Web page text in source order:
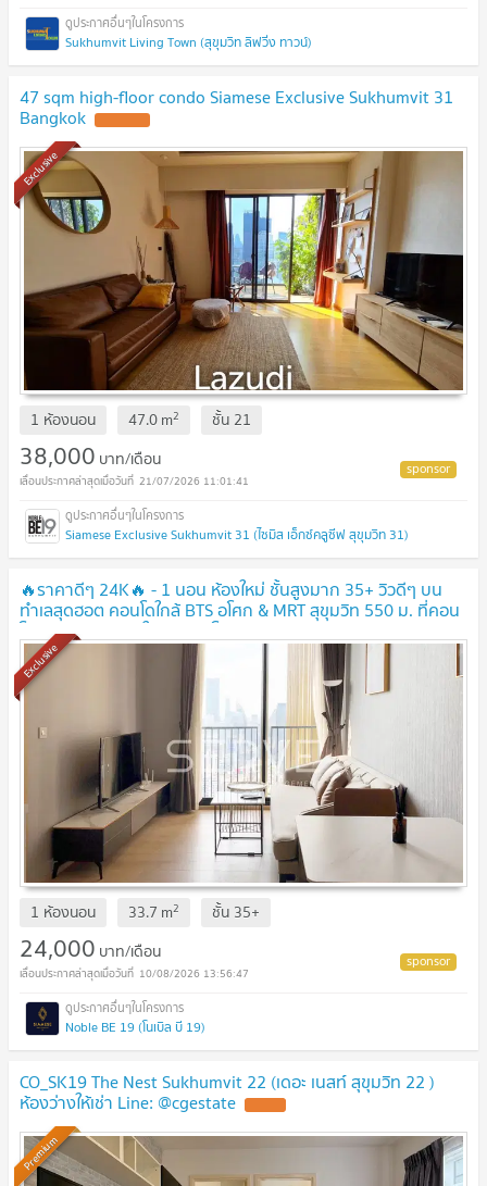
Sukhumvit Living Town (สุขุมวิท ลิฟวิ่ง ทาวน์)
47 sqm high-floor condo Siamese Exclusive Sukhumvit 31
Bangkok
Exclusive
1 ห้องนอน 47.0m2 ชั้น 21
38,000 บาท/เดือน
21/07/2026 11:01:41
Siamese Exclusive Sukhumvit 31 (ไซมิส เอ็กซ์คลูซีฟ สุขุมวิท 31)
🔥ราคาดีๆ 24K🔥 - 1 นอน ห้องใหม่ ชั้นสูงมาก 35+ วิวดีๆ บน
ทำเลสุดฮอต คอนโดใกล้ BTS อโศก & MRT สุขุมวิท 550 ม. ที่คอน
โด Noble BE19 / ให้เช่าคอนโด
Exclusive
1 ห้องนอน 33.7 m2 ชั้น 35+
24,000 บาท/เดือน
10/08/2026 13:56:47
Noble BE 19 (โนเบิล บี 19)
CO_SK19 The Nest Sukhumvit 22 (เดอะ เนสท์ สุขุมวิท 22 )
ห้องว่างให้เช่า Line: @cgestate
Premium